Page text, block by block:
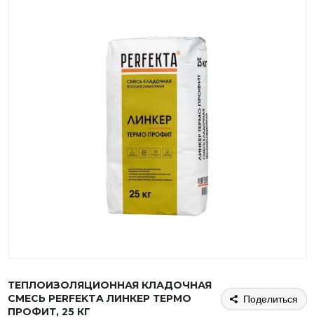
ТЕПЛОИЗОЛЯЦИОННАЯ КЛАДОЧНАЯ
СМЕСЬ PERFEKTA ЛИНКЕР ТЕРМО
ПРОФИТ, 25 КГ
Поделиться